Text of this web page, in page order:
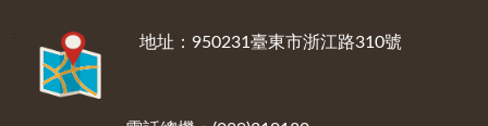
地址：950231臺東市浙江路310號